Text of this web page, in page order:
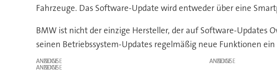
Fahrzeuge. Das Software-Update wird entweder über eine
BMW ist nicht der einzige Hersteller, der auf Software-Updates
seinen Betriebssystem-Updates regelmäßig neue Funktionen
ANZEIGE ANZEIGE
ANZEIGE